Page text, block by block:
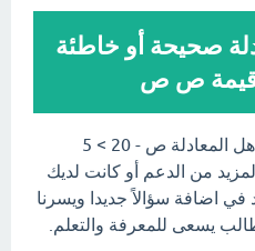
صحيحة أو خاطئة
قيمة ص ص
اذا وجدت الإجابة علي سؤالك هل المعادلة ص - 20 > 5
من الدعم أو كانت لديك
في اضافة سؤالاً جديدا ويسرنا
يسعى للمعرفة والتعلم.